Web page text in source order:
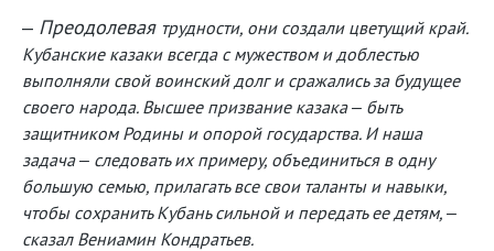
– Преодолевая трудности, они создали цветущий край.
Кубанские казаки всегда с мужеством и доблестью
выполняли свой воинский долг и сражались за будущее
своего народа. Высшее призвание казака – быть
защитником Родины и опорой государства. И наша
задача – следовать их примеру, объединиться в одну
большую семью, прилагать все свои таланты и навыки,
чтобы сохранить Кубань сильной и передать ее детям, –
сказал Вениамин Кондратьев.